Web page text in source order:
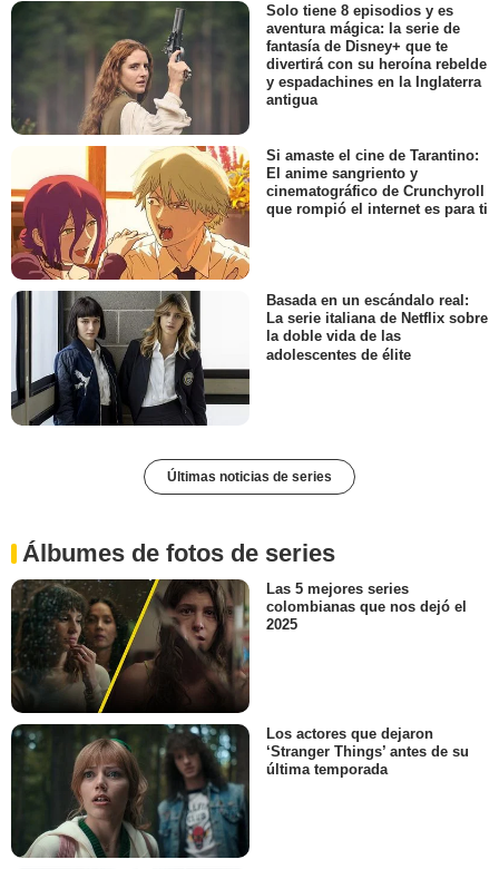
Solo tiene 8 episodios y es
aventura mágica: la serie de
fantasía de Disney+ que te
divertirá con su heroína rebelde
y espadachines en la Inglaterra
antigua
Si amaste el cine de Tarantino:
El anime sangriento y
cinematográfico de Crunchyroll
que rompió el internet es para ti
Basada en un escándalo real:
La serie italiana de Netflix sobre
la doble vida de las
adolescentes de élite
Últimas noticias de series
Álbumes de fotos de series
Las 5 mejores series
colombianas que nos dejó el
2025
Los actores que dejaron
‘Stranger Things’ antes de su
última temporada